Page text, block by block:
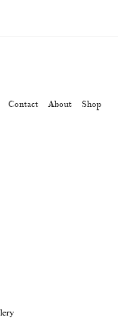
Contact About Shop